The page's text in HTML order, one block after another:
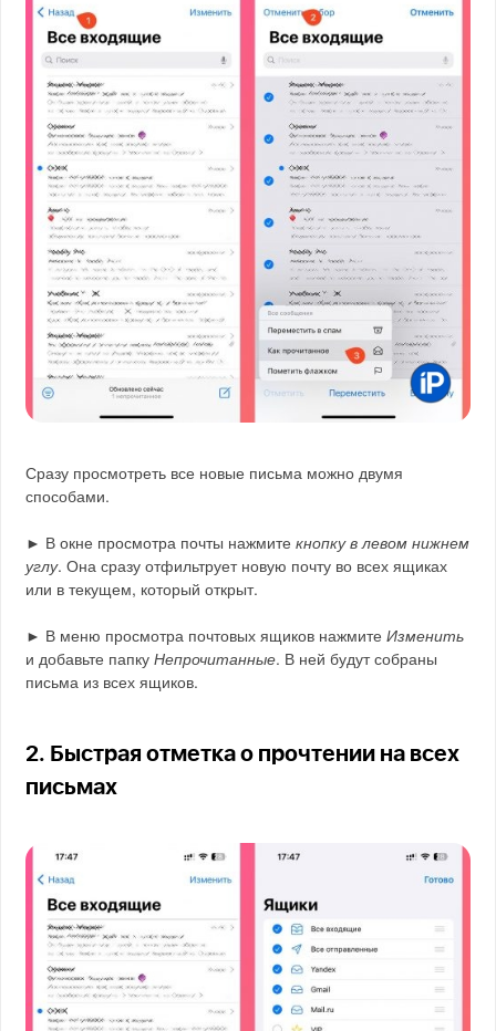
Сразу просмотреть все новые письма можно двумя
способами.
► В окне просмотра почты нажмитекнопку в левом нижнем
углу. Она сразу отфильтрует новую почту во всех ящиках
или в текущем, который открыт.
► В меню просмотра почтовых ящиков нажмитеИзменить
и добавьте папкуНепрочитанные. В ней будут собраны
письма из всех ящиков.
2. Быстрая отметка о прочтении на всех
письмах